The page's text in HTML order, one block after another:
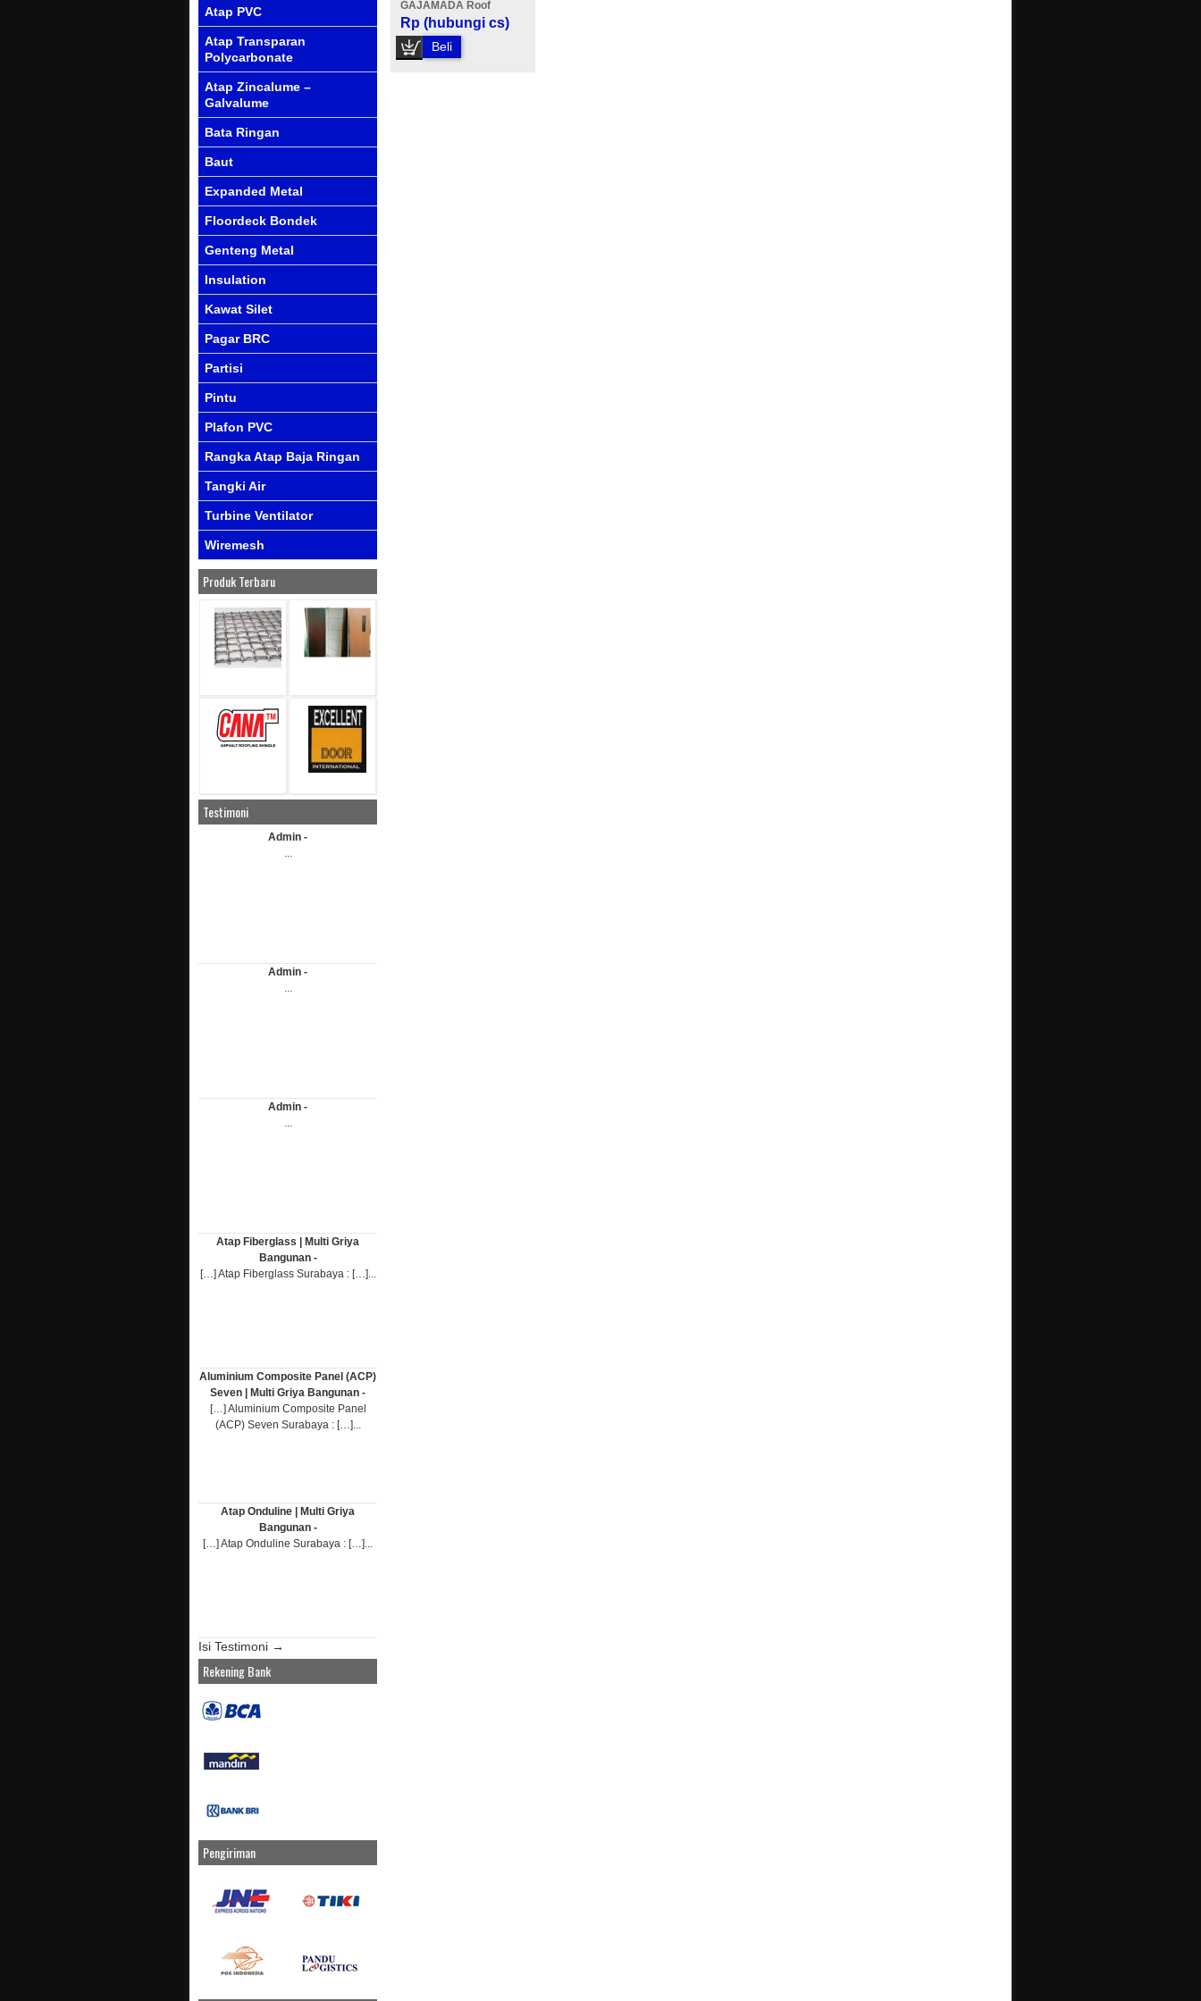
GAJAMADA Roof
Rp (hubungi cs)
Beli
Atap PVC
Atap Transparan
Polycarbonate
Atap Zincalume –
Galvalume
Bata Ringan
Baut
Expanded Metal
Floordeck Bondek
Genteng Metal
Insulation
Kawat Silet
Pagar BRC
Partisi
Pintu
Plafon PVC
Rangka Atap Baja Ringan
Tangki Air
Turbine Ventilator
Wiremesh
Produk Terbaru
Testimoni
Admin -
...
Admin -
...
Admin -
...
Atap Fiberglass | Multi Griya
Bangunan -
[…] Atap Fiberglass Surabaya : […]...
Aluminium Composite Panel (ACP)
Seven | Multi Griya Bangunan -
[…] Aluminium Composite Panel
(ACP) Seven Surabaya : […]...
Atap Onduline | Multi Griya
Bangunan -
[…] Atap Onduline Surabaya : […]...
Isi Testimoni →
Rekening Bank
Pengiriman